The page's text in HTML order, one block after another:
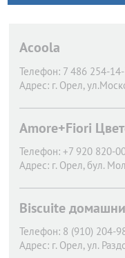
Acoola
Телефон: 7 486 254-
Адрес: г. Орел,
Amore+Fiori
Телефон: +7 920 820-
Адрес: г. Орел, бул.
Biscuite
Телефон: 8 (910) 204-
Адрес: г. Орел, ул.